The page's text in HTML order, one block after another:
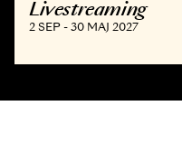
Livestreaming
2 SEP - 30 MAJ 2027